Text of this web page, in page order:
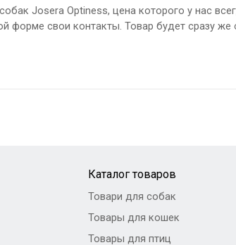
Josera Optiness, цена которого у нас
форме свои контакты. Товар будет сразу
Каталог товаров
Товари для собак
Товары для кошек
Товары для птиц